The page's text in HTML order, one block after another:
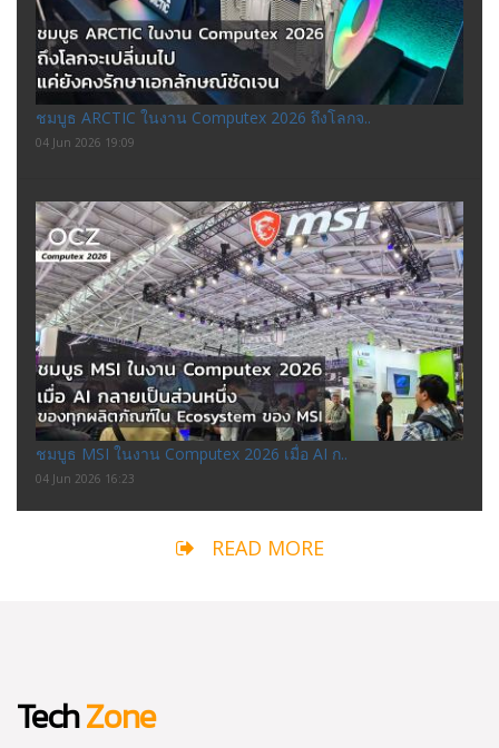
ชมบูธ ARCTIC ในงาน Computex 2026 ถึงโลกจ..
04 Jun 2026 19:09
ชมบูธ MSI ในงาน Computex 2026 เมื่อ AI ก..
04 Jun 2026 16:23
READ MORE
TechZone